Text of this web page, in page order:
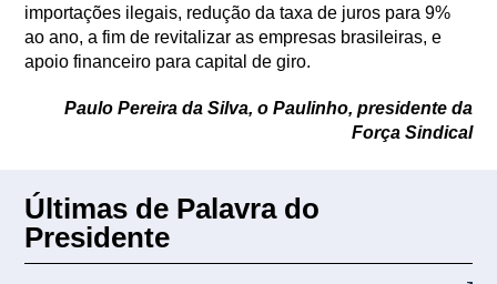
importações ilegais, redução da taxa de juros para 9%
ao ano, a fim de revitalizar as empresas brasileiras, e
apoio financeiro para capital de giro.
Paulo Pereira da Silva, o Paulinho, presidente da
Força Sindical
Últimas de Palavra do
Presidente